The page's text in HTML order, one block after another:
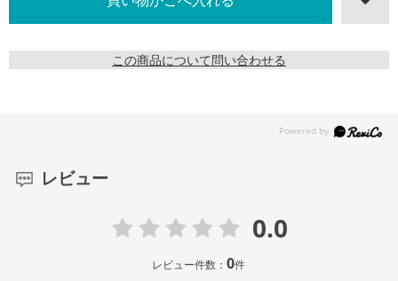
この商品について問い合わせる
レビュー
0.0
レビュー件数：0件